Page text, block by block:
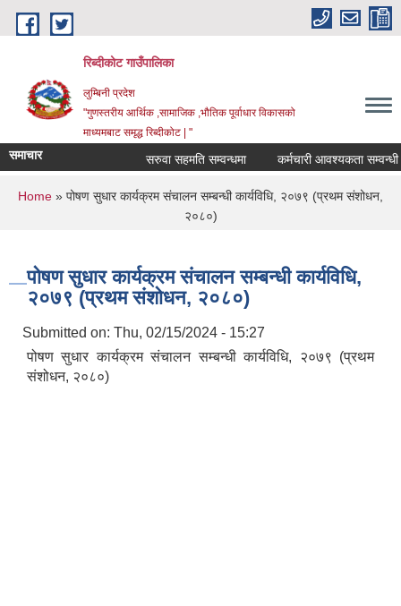
Skip to main content
रिब्दीकोट गाउँपालिका
लुम्बिनी प्रदेश
"गुणस्तरीय आर्थिक ,सामाजिक ,भौतिक पूर्वाधार विकासको
माध्यमबाट समृद्ध रिब्दीकोट | "
समाचार सरुवा सहमति सम्वन्धमा कर्मचारी आवश्यकता सम्वन्धी
You are here
Home » पोषण सुधार कार्यक्रम संचालन सम्बन्धी कार्यविधि, २०७९ (प्रथम संशोधन,
२०८०)
पोषण सुधार कार्यक्रम संचालन सम्बन्धी कार्यविधि,
२०७९ (प्रथम संशोधन, २०८०)
Submitted on: Thu, 02/15/2024 - 15:27
पोषण सुधार कार्यक्रम संचालन सम्बन्धी कार्यविधि, २०७९ (प्रथम
संशोधन, २०८०)